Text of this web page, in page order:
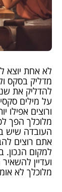
לא אחת יוצא
מדליק בסקס
להדליק את
על מילים
ורוצים
מלוכלך הפך
העובדה שיש
אתם רוצים
למקום הנכון.
ועדיין
מלוכלך לא